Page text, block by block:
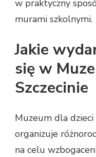
w praktyczny
murami szkolnymi.
Jakie
się w
Szczecinie
Muzeum dla
organizuje
na celu